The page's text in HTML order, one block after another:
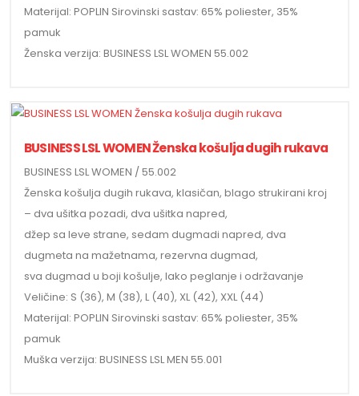
Materijal: POPLIN Sirovinski sastav: 65% poliester, 35%
pamuk
Ženska verzija: BUSINESS LSL WOMEN 55.002
BUSINESS LSL WOMEN Ženska košulja dugih rukava
BUSINESS LSL WOMEN / 55.002
Ženska košulja dugih rukava, klasičan, blago strukirani kroj
– dva ušitka pozadi, dva ušitka napred,
džep sa leve strane, sedam dugmadi napred, dva
dugmeta na mažetnama, rezervna dugmad,
sva dugmad u boji košulje, lako peglanje i održavanje
Veličine: S (36), M (38), L (40), XL (42), XXL (44)
Materijal: POPLIN Sirovinski sastav: 65% poliester, 35%
pamuk
Muška verzija: BUSINESS LSL MEN 55.001